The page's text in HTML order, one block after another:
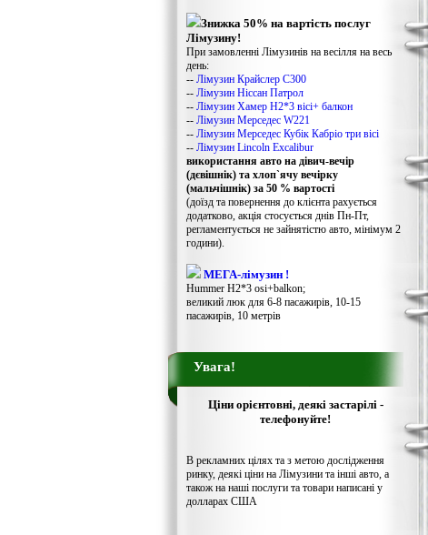
Знижка 50% на вартість послуг
Лімузину!
При замовленні Лімузинів на весілля на весь
день:
-- Лімузин Крайслер С300
-- Лімузин Ніссан Патрол
-- Лімузин Хамер Н2*3 вісі+ балкон
-- Лімузин Мерседес W221
-- Лімузин Мерседес Кубік Кабріо три вісі
-- Лімузин Lincoln Excalibur
використання авто на дівич-вечір
(дєвішнік) та хлоп`ячу вечірку
(мальчішнік) за 50 % вартості
(доїзд та повернення до клієнта рахується
додатково, акція стосується днів Пн-Пт,
регламентується не зайнятістю авто, мінімум 2
години).
МЕГА-лімузин !
Hummer H2*3 osi+balkon;
великий люк для 6-8 пасажирів, 10-15
пасажирів, 10 метрів
Увага!
Ціни орієнтовні, деякі застарілі -
телефонуйте!
В рекламних цілях та з метою дослідження
ринку, деякі ціни на Лімузини та інші авто, а
також на наші послуги та товари написані у
долларах США